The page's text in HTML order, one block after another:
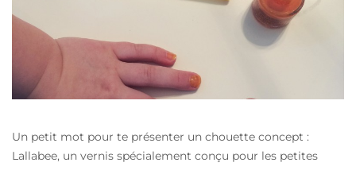
Un petit mot pour te présenter un chouette concept :
Lallabee, un vernis spécialement conçu pour les petites